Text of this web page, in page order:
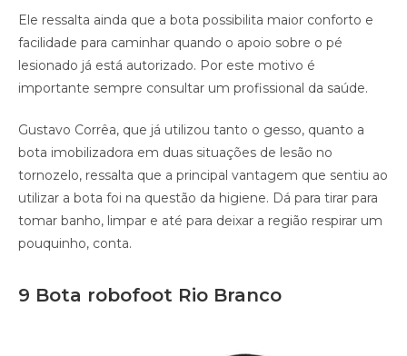
Ele ressalta ainda que a bota possibilita maior conforto e
facilidade para caminhar quando o apoio sobre o pé
lesionado já está autorizado. Por este motivo é
importante sempre consultar um profissional da saúde.
Gustavo Corrêa, que já utilizou tanto o gesso, quanto a
bota imobilizadora em duas situações de lesão no
tornozelo, ressalta que a principal vantagem que sentiu ao
utilizar a bota foi na questão da higiene. Dá para tirar para
tomar banho, limpar e até para deixar a região respirar um
pouquinho, conta.
9 Bota robofoot Rio Branco